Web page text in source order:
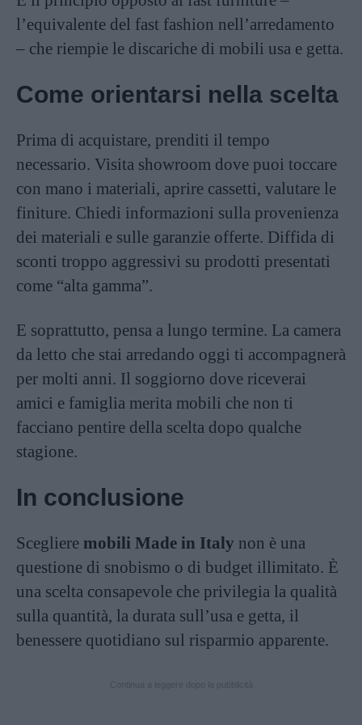
l’equivalente del fast fashion nell’arredamento
– che riempie le discariche di mobili usa e getta.
Come orientarsi nella scelta
Prima di acquistare, prenditi il tempo
necessario. Visita showroom dove puoi toccare
con mano i materiali, aprire cassetti, valutare le
finiture. Chiedi informazioni sulla provenienza
dei materiali e sulle garanzie offerte. Diffida di
sconti troppo aggressivi su prodotti presentati
come “alta gamma”.
E soprattutto, pensa a lungo termine. La camera
da letto che stai arredando oggi ti accompagnerà
per molti anni. Il soggiorno dove riceverai
amici e famiglia merita mobili che non ti
facciano pentire della scelta dopo qualche
stagione.
In conclusione
Scegliere mobili Made in Italy non è una
questione di snobismo o di budget illimitato. È
una scelta consapevole che privilegia la qualità
sulla quantità, la durata sull’usa e getta, il
benessere quotidiano sul risparmio apparente.